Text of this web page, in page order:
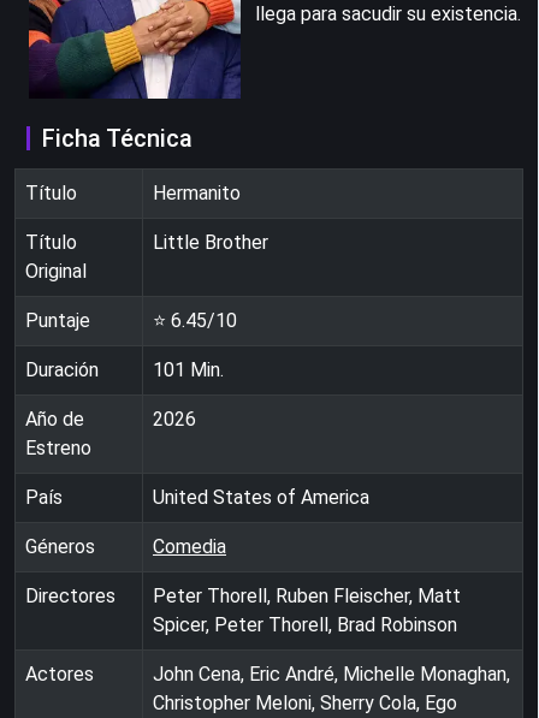
llega para sacudir su existencia.
Ficha Técnica
Título Hermanito
Título
Original
Little Brother
Puntaje ⭐ 6.45/10
Duración 101 Min.
Año de
Estreno
2026
País United States of America
Géneros Comedia
Directores
Peter Thorell, Ruben Fleischer, Matt
Spicer, Peter Thorell, Brad Robinson
Actores
John Cena, Eric André, Michelle Monaghan,
Christopher Meloni, Sherry Cola, Ego